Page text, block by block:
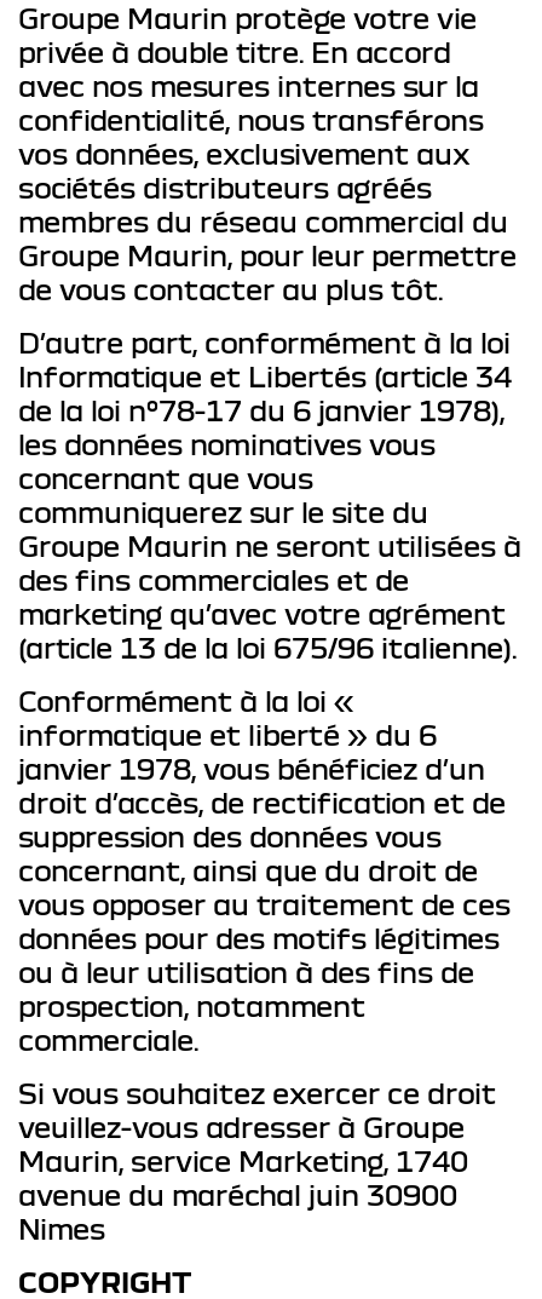
Groupe Maurin protège votre vie
privée à double titre. En accord
avec nos mesures internes sur la
confidentialité, nous transférons
vos données, exclusivement aux
sociétés distributeurs agréés
membres du réseau commercial du
Groupe Maurin, pour leur permettre
de vous contacter au plus tôt.
D’autre part, conformément à la loi
Informatique et Libertés (article 34
de la loi n°78-17 du 6 janvier 1978),
les données nominatives vous
concernant que vous
communiquerez sur le site du
Groupe Maurin ne seront utilisées à
des fins commerciales et de
marketing qu’avec votre agrément
(article 13 de la loi 675/96 italienne).
Conformément à la loi «
informatique et liberté » du 6
janvier 1978, vous bénéficiez d’un
droit d’accès, de rectification et de
suppression des données vous
concernant, ainsi que du droit de
vous opposer au traitement de ces
données pour des motifs légitimes
ou à leur utilisation à des fins de
prospection, notamment
commerciale.
Si vous souhaitez exercer ce droit
veuillez-vous adresser à Groupe
Maurin, service Marketing, 1740
avenue du maréchal juin 30900
Nimes
COPYRIGHT